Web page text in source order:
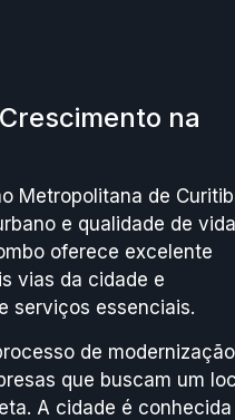
na
Metropolitana de
e qualidade de
oferece excelente
vias da cidade e
serviços essenciais.
de modernização
que buscam um
A cidade é